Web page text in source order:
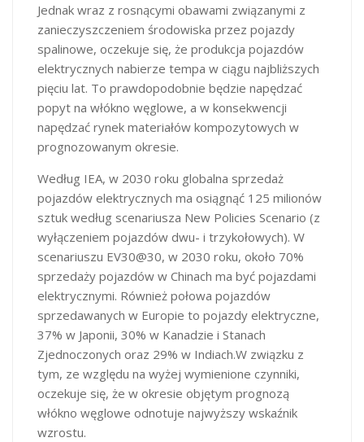
Jednak wraz z rosnącymi obawami związanymi z
zanieczyszczeniem środowiska przez pojazdy
spalinowe, oczekuje się, że produkcja pojazdów
elektrycznych nabierze tempa w ciągu najbliższych
pięciu lat. To prawdopodobnie będzie napędzać
popyt na włókno węglowe, a w konsekwencji
napędzać rynek materiałów kompozytowych w
prognozowanym okresie.
Według IEA, w 2030 roku globalna sprzedaż
pojazdów elektrycznych ma osiągnąć 125 milionów
sztuk według scenariusza New Policies Scenario (z
wyłączeniem pojazdów dwu- i trzykołowych). W
scenariuszu EV30@30, w 2030 roku, około 70%
sprzedaży pojazdów w Chinach ma być pojazdami
elektrycznymi. Również połowa pojazdów
sprzedawanych w Europie to pojazdy elektryczne,
37% w Japonii, 30% w Kanadzie i Stanach
Zjednoczonych oraz 29% w Indiach.W związku z
tym, ze względu na wyżej wymienione czynniki,
oczekuje się, że w okresie objętym prognozą
włókno węglowe odnotuje najwyższy wskaźnik
wzrostu.